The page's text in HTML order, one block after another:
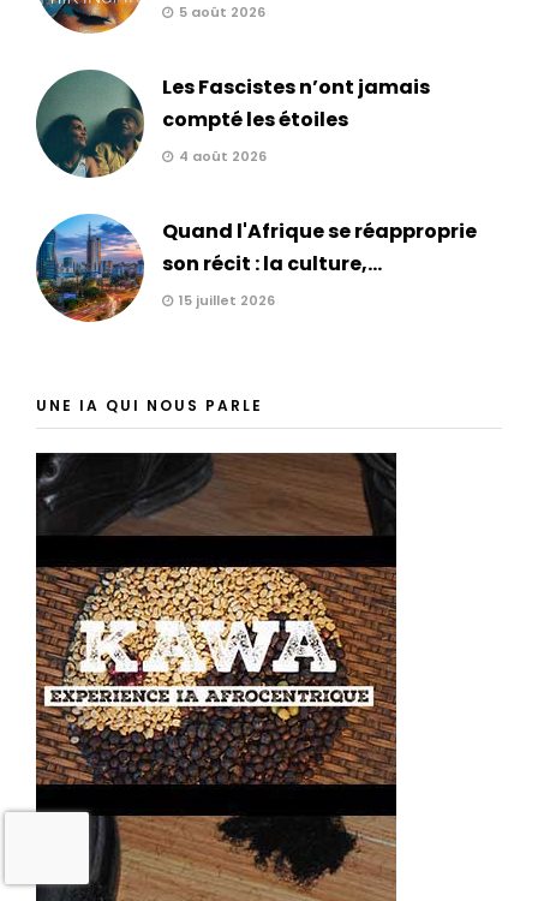
5 août 2026
Les Fascistes n’ont jamais
compté les étoiles
4 août 2026
Quand l'Afrique se réapproprie
son récit : la culture,...
15 juillet 2026
UNE IA QUI NOUS PARLE